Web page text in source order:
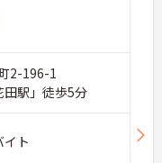
2-196-1
駅」徒歩5分
ト